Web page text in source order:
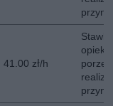
41.00 zł/h
opieki
porze